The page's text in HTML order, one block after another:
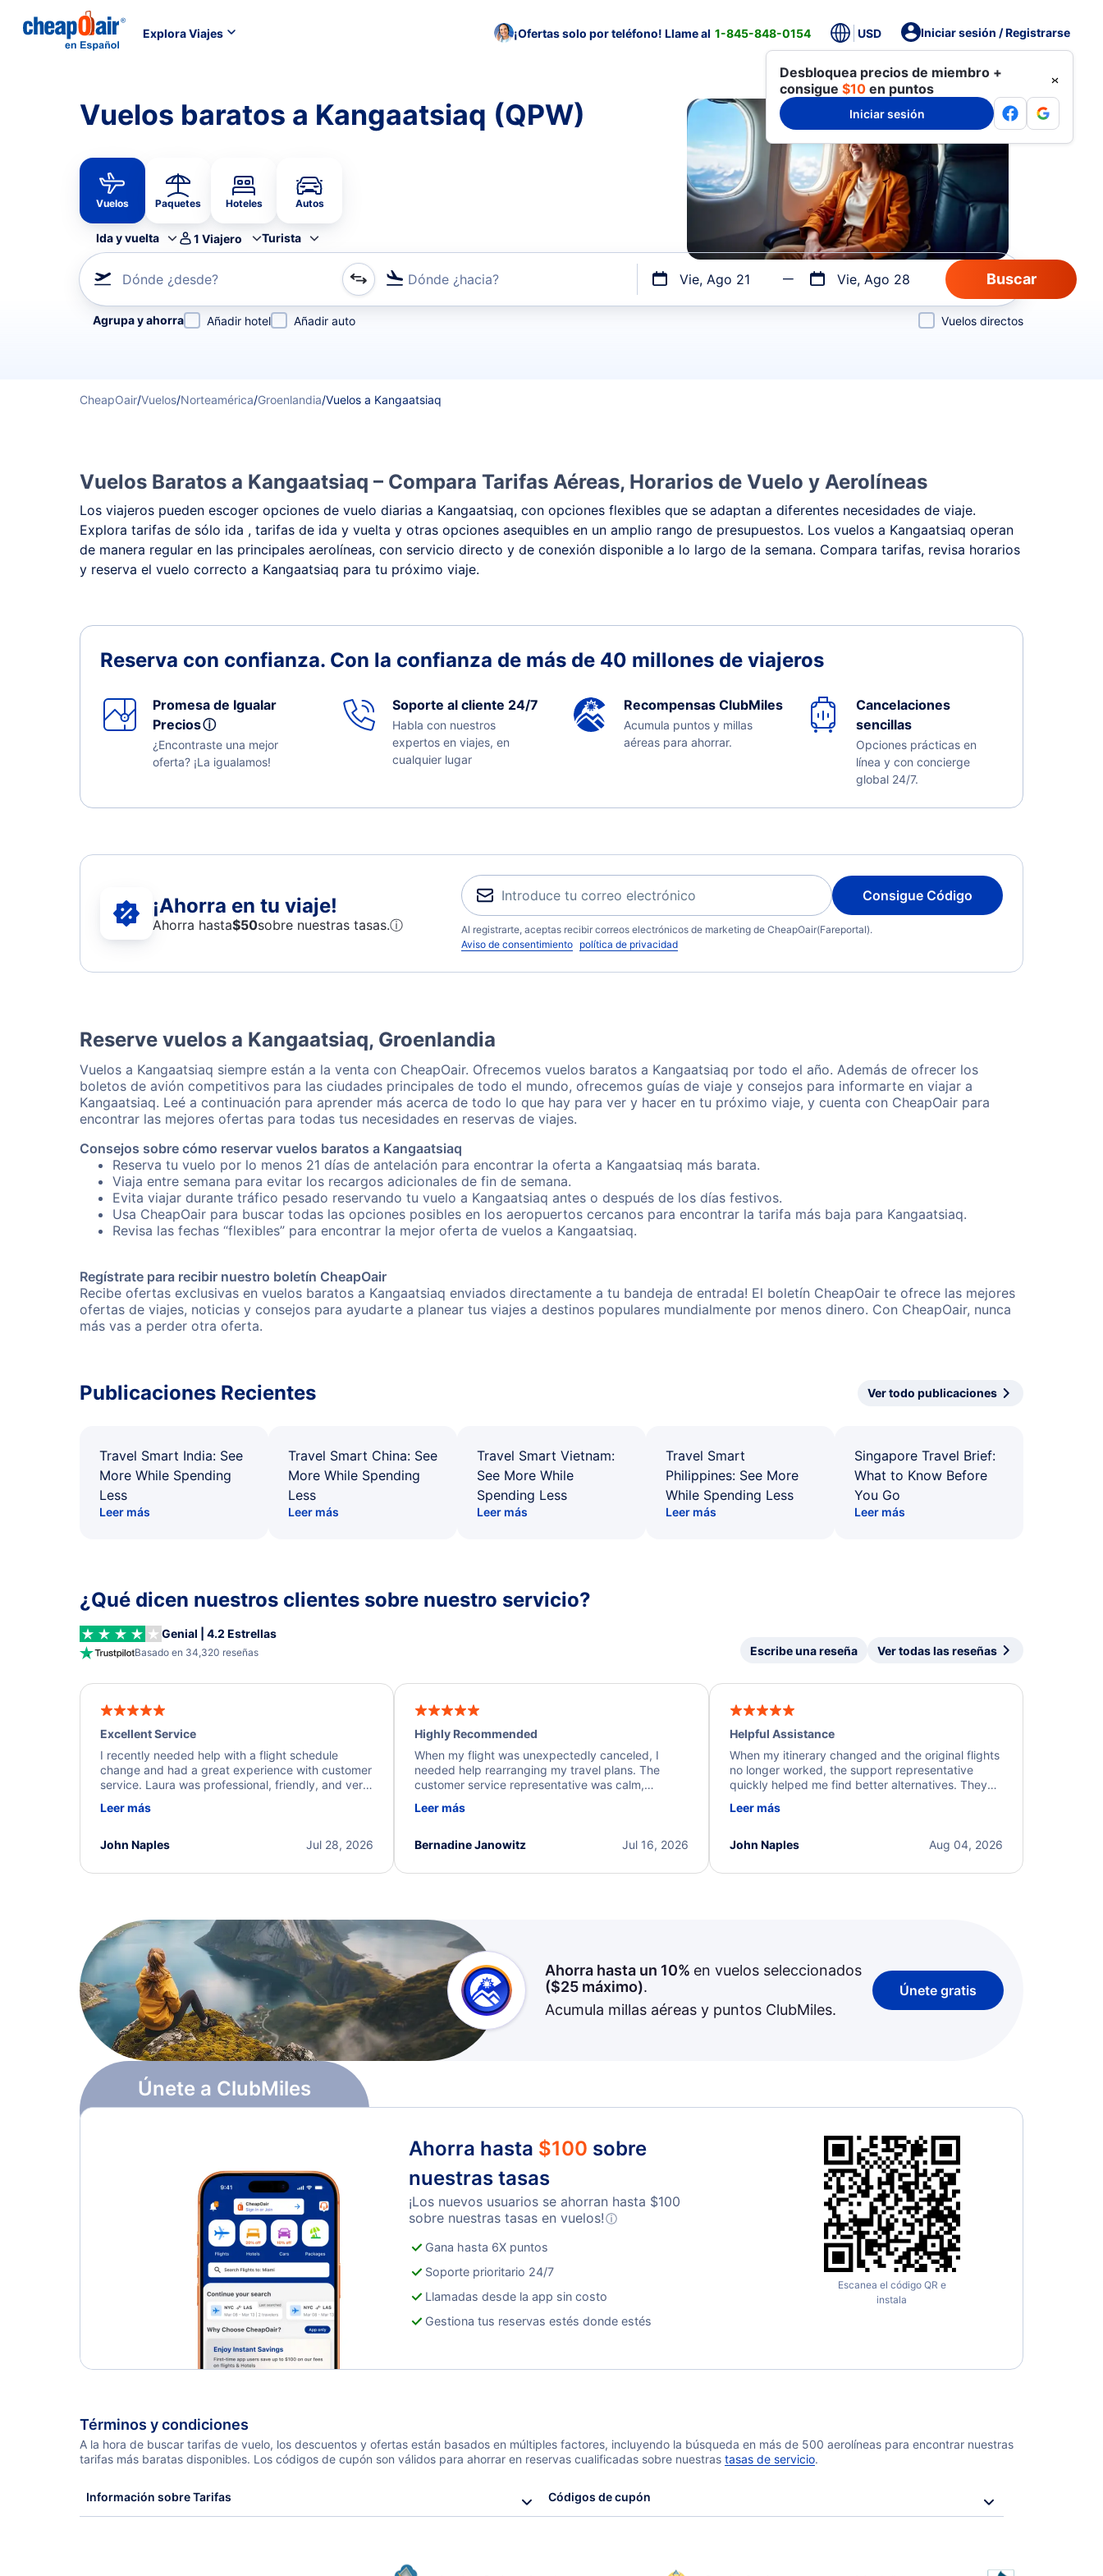
Explora Viajes ¡Ofertas solo por teléfono! Llame al 1-845-848-0154 USD Iniciar sesión / Registrarse
Desbloquea precios de miembro +
consigue $10 en puntos
Iniciar sesión
Vuelos baratos a Kangaatsiaq (QPW)
Vuelos Paquetes Hoteles Autos
Ida y vuelta 1 Viajero Turista
Dónde ¿desde? Dónde ¿hacia? Vie, Ago 21 Vie, Ago 28
Refina tu búsqueda por aerolínea, por ciudad o aeropuerto o por vuelos directos
Agrupa y ahorra Añadir hotel Añadir auto Vuelos directos
CheapOair/Vuelos/Norteamérica/Groenlandia/Vuelos a Kangaatsiaq
Vuelos Baratos a Kangaatsiaq – Compara Tarifas Aéreas, Horarios de Vuelo y Aerolíneas
Los viajeros pueden escoger opciones de vuelo diarias a Kangaatsiaq, con opciones flexibles que se adaptan a diferentes necesidades de viaje.
Explora tarifas de sólo ida , tarifas de ida y vuelta y otras opciones asequibles en un amplio rango de presupuestos. Los vuelos a Kangaatsiaq operan
de manera regular en las principales aerolíneas, con servicio directo y de conexión disponible a lo largo de la semana. Compara tarifas, revisa horarios
y reserva el vuelo correcto a Kangaatsiaq para tu próximo viaje.
Reserva con confianza. Con la confianza de más de 40 millones de viajeros
Promesa de Igualar
Preciosⓘ
¿Encontraste una mejor
oferta? ¡La igualamos!
Soporte al cliente 24/7
Habla con nuestros
expertos en viajes, en
cualquier lugar
Recompensas ClubMiles
Acumula puntos y millas
aéreas para ahorrar.
Cancelaciones
sencillas
Opciones prácticas en
línea y con concierge
global 24/7.
¡Ahorra en tu viaje!
Ahorra hasta$50sobre nuestras tasas.ⓘ
Consigue Código
Al registrarte, aceptas recibir correos electrónicos de marketing de CheapOair(Fareportal).
Aviso de consentimiento política de privacidad
Reserve vuelos a Kangaatsiaq, Groenlandia
Vuelos a Kangaatsiaq siempre están a la venta con CheapOair. Ofrecemos vuelos baratos a Kangaatsiaq por todo el año. Además de ofrecer los
boletos de avión competitivos para las ciudades principales de todo el mundo, ofrecemos guías de viaje y consejos para informarte en viajar a
Kangaatsiaq. Leé a continuación para aprender más acerca de todo lo que hay para ver y hacer en tu próximo viaje, y cuenta con CheapOair para
encontrar las mejores ofertas para todas tus necesidades en reservas de viajes.
Consejos sobre cómo reservar vuelos baratos a Kangaatsiaq
Reserva tu vuelo por lo menos 21 días de antelación para encontrar la oferta a Kangaatsiaq más barata.
Viaja entre semana para evitar los recargos adicionales de fin de semana.
Evita viajar durante tráfico pesado reservando tu vuelo a Kangaatsiaq antes o después de los días festivos.
Usa CheapOair para buscar todas las opciones posibles en los aeropuertos cercanos para encontrar la tarifa más baja para Kangaatsiaq.
Revisa las fechas “flexibles” para encontrar la mejor oferta de vuelos a Kangaatsiaq.
Regístrate para recibir nuestro boletín CheapOair
Recibe ofertas exclusivas en vuelos baratos a Kangaatsiaq enviados directamente a tu bandeja de entrada! El boletín CheapOair te ofrece las mejores
ofertas de viajes, noticias y consejos para ayudarte a planear tus viajes a destinos populares mundialmente por menos dinero. Con CheapOair, nunca
más vas a perder otra oferta.
Publicaciones Recientes Ver todo publicaciones
Travel Smart India: See
More While Spending
Less
Leer más
Travel Smart China: See
More While Spending
Less
Leer más
Travel Smart Vietnam:
See More While
Spending Less
Leer más
Travel Smart
Philippines: See More
While Spending Less
Leer más
Singapore Travel Brief:
What to Know Before
You Go
Leer más
¿Qué dicen nuestros clientes sobre nuestro servicio?
Genial | 4.2 Estrellas
Basado en 34,320 reseñas Escribe una reseña Ver todas las reseñas
Excellent Service
I recently needed help with a flight schedule
change and had a great experience with customer
service. Laura was professional, friendly, and very
a solution and kept me informed of the next steps.
Leer más
Jul 28, 2026
John Naples
Highly Recommended
When my flight was unexpectedly canceled, I
needed help rearranging my travel plans. The
customer service representative was calm,
process. They quickly found alternative flight
I truly appreciate the excellent support and
Leer más
Jul 16, 2026
Bernadine Janowitz
Helpful Assistance
When my itinerary changed and the original flights
no longer worked, the support representative
quickly helped me find better alternatives. They
beyond to resolve the issue. I'm grateful for the
Leer más
Aug 04, 2026
John Naples
Únete a ClubMiles
Ahorra hasta un 10% en vuelos seleccionados
($25máximo).
Acumula millas aéreas y puntos ClubMiles.
Únete gratis
Ahorra hasta $100 sobre
nuestras tasas
¡Los nuevos usuarios se ahorran hasta $100
sobre nuestras tasas en vuelos!ⓘ
Gana hasta 6X puntos
Soporte prioritario 24/7
Llamadas desde la app sin costo
Gestiona tus reservas estés donde estés
Escanea el código QR e
instala
Términos y condiciones
A la hora de buscar tarifas de vuelo, los descuentos y ofertas están basados en múltiples factores, incluyendo la búsqueda en más de 500 aerolíneas para encontrar nuestras
tarifas más baratas disponibles. Los códigos de cupón son válidos para ahorrar en reservas cualificadas sobre nuestras tasas de servicio.
Información sobre Tarifas Códigos de cupón